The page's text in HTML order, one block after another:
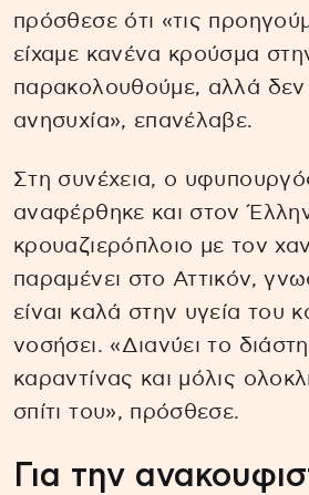
πρόσθεσε ότι «τις
είχαμε κανένα κρούσμα
παρακολουθούμε, αλλά δεν
ανησυχία», επανέλαβε.
Στη συνέχεια, ο
αναφέρθηκε και στον
κρουαζιερόπλοιο με τον
παραμένει στο Αττικόν,
είναι καλά στην υγεία του
νοσήσει. «Διανύει το
καραντίνας και μόλις
σπίτι του», πρόσθεσε.
Για την